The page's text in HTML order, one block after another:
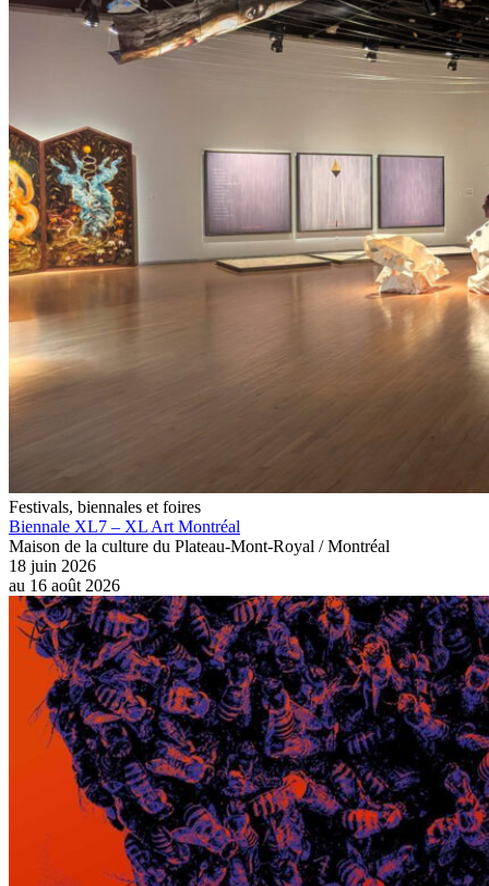
Festivals, biennales et foires
Biennale XL7 – XL Art Montréal
Maison de la culture du Plateau-Mont-Royal / Montréal
18 juin 2026
au 16 août 2026